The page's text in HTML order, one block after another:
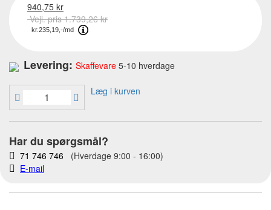
940,75 kr
Vejl. pris 1.739,26 kr
Levering: Skaffevare 5-10 hverdage
Læg i kurven
Har du spørgsmål?
71 746 746 (Hverdage 9:00 - 16:00)
E-mail